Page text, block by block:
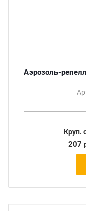
Аэрозоль-
Круп.
207